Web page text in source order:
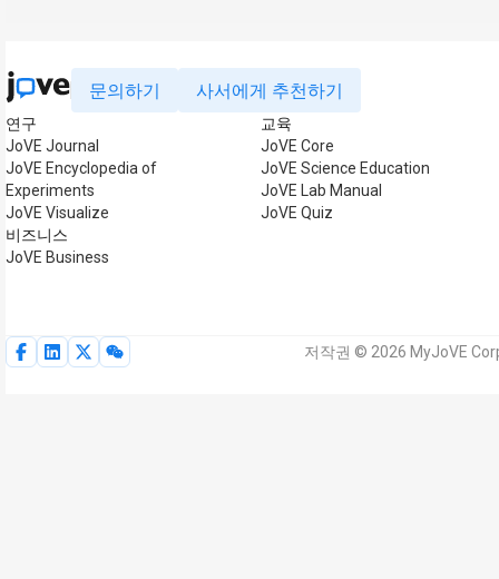
문의하기 사서에게 추천하기
연구
JoVE Journal
JoVE Encyclopedia of
Experiments
JoVE Visualize
비즈니스
JoVE Business
교육
JoVE Core
JoVE Science Education
JoVE Lab Manual
JoVE Quiz
저작권 © 2026 MyJoVE